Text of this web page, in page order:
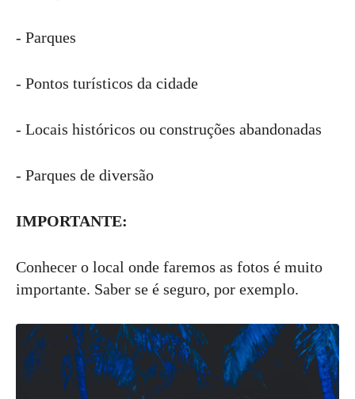
- Parques
- Pontos turísticos da cidade
- Locais históricos ou construções abandonadas
- Parques de diversão
IMPORTANTE:
Conhecer o local onde faremos as fotos é muito
importante. Saber se é seguro, por exemplo.